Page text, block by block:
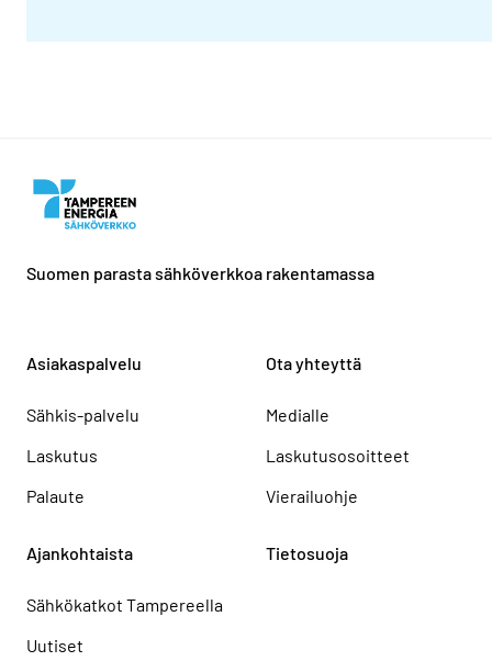
Suomen parasta sähköverkkoa rakentamassa
Asiakaspalvelu
Sähkis-palvelu
Laskutus
Palaute
Ota yhteyttä
Medialle
Laskutusosoitteet
Vierailuohje
Ajankohtaista
Sähkökatkot Tampereella
Uutiset
Tietosuoja